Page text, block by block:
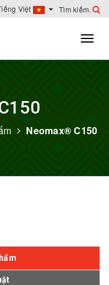
Việt
Neomax® C150